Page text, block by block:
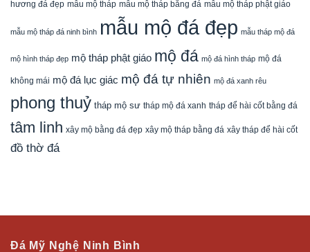
hương đá đẹp mẫu mộ tháp mẫu mộ tháp bằng đá mẫu mộ tháp phật giáo
mẫu mộ tháp đá ninh bình mẫu mộ đá đẹp mẫu tháp mộ đá
mộ hình tháp đẹp mộ tháp phật giáo mộ đá mộ đá hình tháp mộ đá
không mái mộ đá lục giác mộ đá tự nhiên mộ đá xanh rêu
phong thuỷ tháp mộ sư tháp mộ đá xanh tháp để hài cốt bằng đá
tâm linh xây mộ bằng đá đẹp xây mộ tháp bằng đá xây tháp để hài cốt
đồ thờ đá
Đá Mỹ Nghệ Ninh Bình